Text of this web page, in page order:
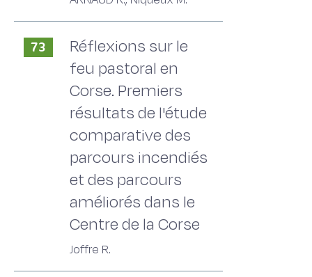
73
Réflexions sur le
feu pastoral en
Corse. Premiers
résultats de l'étude
comparative des
parcours incendiés
et des parcours
améliorés dans le
Centre de la Corse
Joffre R.